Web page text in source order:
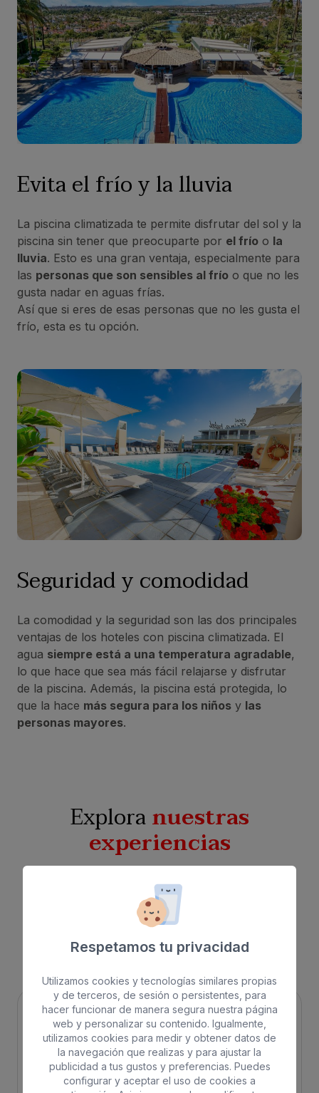
Evita el frío y la lluvia
La piscina climatizada te permite disfrutar del sol y la
piscina sin tener que preocuparte por el frío o la
lluvia. Esto es una gran ventaja, especialmente para
las personas que son sensibles al frío o que no les
gusta nadar en aguas frías.
Así que si eres de esas personas que no les gusta el
frío, esta es tu opción.
Seguridad y comodidad
La comodidad y la seguridad son las dos principales
ventajas de los hoteles con piscina climatizada. El
agua siempre está a una temperatura agradable,
lo que hace que sea más fácil relajarse y disfrutar
de la piscina. Además, la piscina está protegida, lo
que la hace más segura para los niños y las
personas mayores.
Exploranuestras
experiencias
Encuentra tu próxima experiencia de la mano de
Bull Hotels. Contamos con una gran oferta de
tipologías que se adaptan a todas tus necesidades,
la playa,en la ciudadocon spa.
Playa Spa
Respetamos tu privacidad
Utilizamos cookies y tecnologías similares propias
y de terceros, de sesión o persistentes, para
hacer funcionar de manera segura nuestra página
web y personalizar su contenido. Igualmente,
utilizamos cookies para medir y obtener datos de
la navegación que realizas y para ajustar la
publicidad a tus gustos y preferencias. Puedes
configurar y aceptar el uso de cookies a